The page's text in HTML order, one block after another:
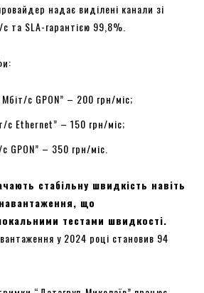
надає виділені канали зі
та SLA-гарантією 99,8%.
с GPON” – 200 грн/міс;
с Ethernet” – 150 грн/міс;
GPON” – 350 грн/міс.
стабільну швидкість навіть
що
тестами швидкості.
у 2024 році становив 94